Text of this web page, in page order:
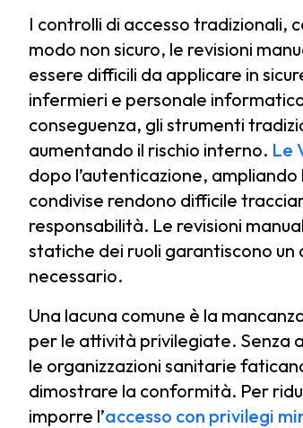
I controlli di accesso tradizionali,
modo non sicuro, le revisioni
essere difficili da applicare in
infermieri e personale
conseguenza, gli strumenti
aumentando il rischio interno. Le
dopo l’autenticazione,
condivise rendono difficile
responsabilità. Le revisioni
statiche dei ruoli garantiscono
necessario.
Una lacuna comune è la
per le attività privilegiate. Senza
le organizzazioni sanitarie
dimostrare la conformità. Per
imporre l’accesso con privilegi